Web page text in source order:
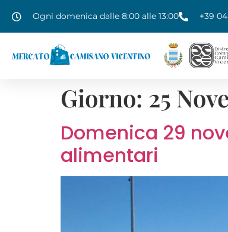
Ogni domenica dalle 8:00 alle 13:00 +39
Giorno: 25
Domenica 29
alimentari